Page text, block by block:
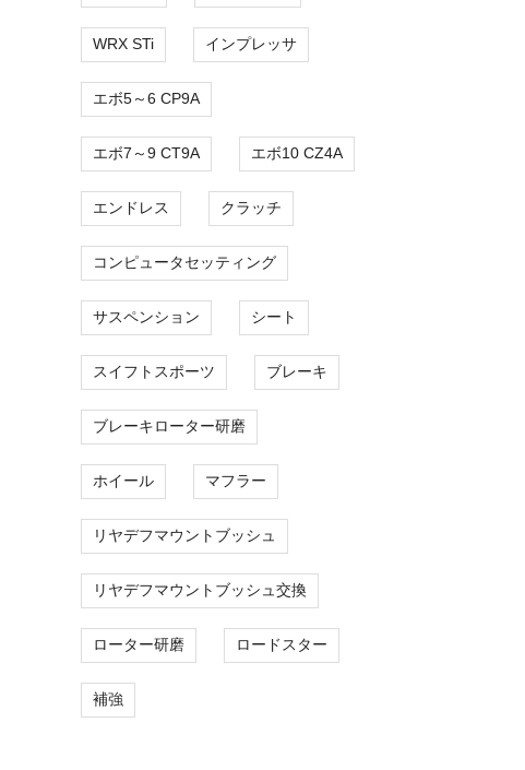
WRX STi インプレッサ
エボ5～6 CP9A
エボ7～9 CT9A エボ10 CZ4A
エンドレス クラッチ
コンピュータセッティング
サスペンション シート
スイフトスポーツ ブレーキ
ブレーキローター研磨
ホイール マフラー
リヤデフマウントブッシュ
リヤデフマウントブッシュ交換
ローター研磨 ロードスター
補強